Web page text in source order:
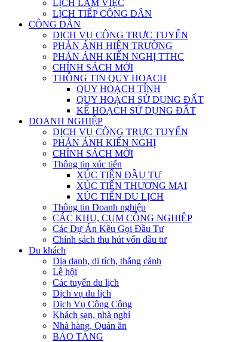
LỊCH LÀM VIỆC
LỊCH TIẾP CÔNG DÂN
CÔNG DÂN
DỊCH VỤ CÔNG TRỰC TUYẾN
PHẢN ÁNH HIỆN TRƯỜNG
PHẢN ÁNH KIẾN NGHỊ TTHC
CHÍNH SÁCH MỚI
THÔNG TIN QUY HOẠCH
QUY HOẠCH TỈNH
QUY HOẠCH SỬ DỤNG ĐẤT
KẾ HOẠCH SỬ DỤNG ĐẤT
DOANH NGHIỆP
DỊCH VỤ CÔNG TRỰC TUYẾN
PHẢN ÁNH KIẾN NGHỊ
CHÍNH SÁCH MỚI
Thông tin xúc tiến
XÚC TIẾN ĐẦU TƯ
XÚC TIẾN THƯƠNG MẠI
XÚC TIẾN DU LỊCH
Thông tin Doanh nghiệp
CÁC KHU, CỤM CÔNG NGHIỆP
Các Dự Án Kêu Gọi Đầu Tư
Chính sách thu hút vốn đầu tư
Du khách
Địa danh, di tích, thắng cảnh
Lễ hội
Các tuyến du lịch
Dịch vụ du lịch
Dịch Vụ Công Cộng
Khách sạn, nhà nghỉ
Nhà hàng, Quán ăn
BẢO TÀNG